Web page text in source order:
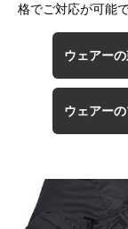
格でご対応が可能
ウェアー
ウェアー